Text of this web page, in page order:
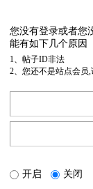
您没有登录或者您
能有如下几个原因
1、帖子ID非法
2、您还不是站点会员
开启 关闭